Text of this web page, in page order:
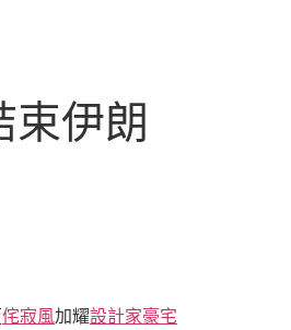
束伊朗
侘寂風加耀設計家豪宅